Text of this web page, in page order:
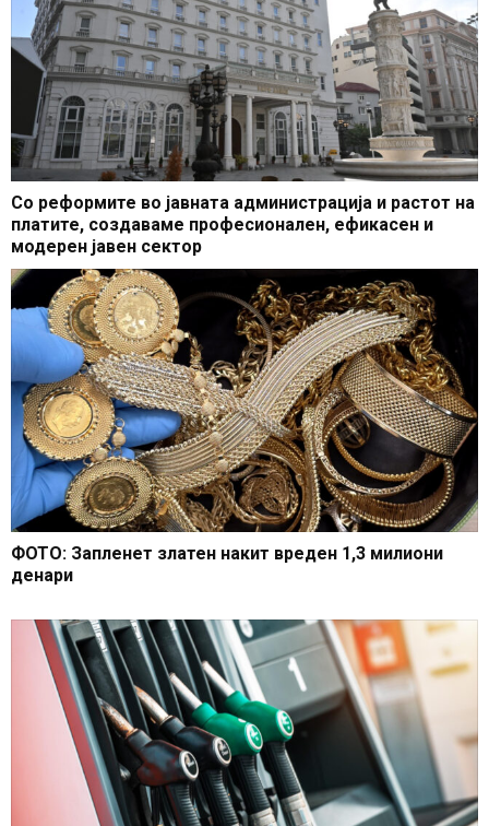
Со реформите во јавната администрација и растот на
платите, создаваме професионален, ефикасен и
модерен јавен сектор
ФОТО: Запленет златен накит вреден 1,3 милиони
денари